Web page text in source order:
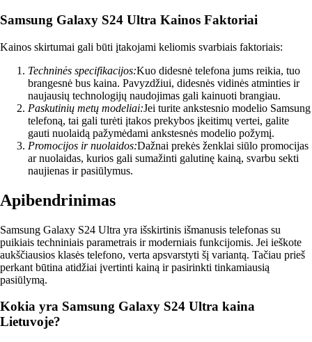
Samsung Galaxy S24 Ultra Kainos Faktoriai
Kainos skirtumai gali būti įtakojami keliomis svarbiais faktoriais:
Techninės specifikacijos:Kuo didesnė telefona jums reikia, tuo
brangesnė bus kaina. Pavyzdžiui, didesnės vidinės atminties ir
naujausių technologijų naudojimas gali kainuoti brangiau.
Paskutinių metų modeliai:Jei turite ankstesnio modelio Samsung
telefoną, tai gali turėti įtakos prekybos įkeitimų vertei, galite
gauti nuolaidą pažymėdami ankstesnės modelio požymį.
Promocijos ir nuolaidos:Dažnai prekės ženklai siūlo promocijas
ar nuolaidas, kurios gali sumažinti galutinę kainą, svarbu sekti
naujienas ir pasiūlymus.
Apibendrinimas
Samsung Galaxy S24 Ultra yra išskirtinis išmanusis telefonas su
puikiais techniniais parametrais ir moderniais funkcijomis. Jei ieškote
aukščiausios klasės telefono, verta apsvarstyti šį variantą. Tačiau prieš
perkant būtina atidžiai įvertinti kainą ir pasirinkti tinkamiausią
pasiūlymą.
Kokia yra Samsung Galaxy S24 Ultra kaina
Lietuvoje?